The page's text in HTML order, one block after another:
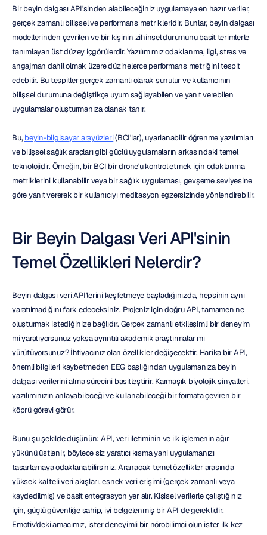
Bir beyin dalgası API'sinden alabileceğiniz uygulamaya en hazır veriler,
gerçek zamanlı bilişsel ve performans metrikleridir. Bunlar, beyin dalgası
modellerinden çevrilen ve bir kişinin zihinsel durumunu basit terimlerle
tanımlayan üst düzey içgörülerdir. Yazılımımız odaklanma, ilgi, stres ve
angajman dahil olmak üzere düzinelerce performans metriğini tespit
edebilir. Bu tespitler gerçek zamanlı olarak sunulur ve kullanıcının
bilişsel durumuna değiştikçe uyum sağlayabilen ve yanıt verebilen
uygulamalar oluşturmanıza olanak tanır.
Bu, beyin-bilgisayar arayüzleri (BCI'lar), uyarlanabilir öğrenme yazılımları
ve bilişsel sağlık araçları gibi güçlü uygulamaların arkasındaki temel
teknolojidir. Örneğin, bir BCI bir drone'u kontrol etmek için odaklanma
metriklerini kullanabilir veya bir sağlık uygulaması, gevşeme seviyesine
göre yanıt vererek bir kullanıcıyı meditasyon egzersizinde yönlendirebilir.
Bir Beyin Dalgası Veri API'sinin
Temel Özellikleri Nelerdir?
Beyin dalgası veri API'lerini keşfetmeye başladığınızda, hepsinin aynı
yaratılmadığını fark edeceksiniz. Projeniz için doğru API, tamamen ne
oluşturmak istediğinize bağlıdır. Gerçek zamanlı etkileşimli bir deneyim
mi yaratıyorsunuz yoksa ayrıntılı akademik araştırmalar mı
yürütüyorsunuz? İhtiyacınız olan özellikler değişecektir. Harika bir API,
önemli bilgileri kaybetmeden EEG başlığından uygulamanıza beyin
dalgası verilerini alma sürecini basitleştirir. Karmaşık biyolojik sinyalleri,
yazılımınızın anlayabileceği ve kullanabileceği bir formata çeviren bir
köprü görevi görür.
Bunu şu şekilde düşünün: API, veri iletiminin ve ilk işlemenin ağır
yükünü üstlenir, böylece siz yaratıcı kısma yani uygulamanızı
tasarlamaya odaklanabilirsiniz. Aranacak temel özellikler arasında
yüksek kaliteli veri akışları, esnek veri erişimi (gerçek zamanlı veya
kaydedilmiş) ve basit entegrasyon yer alır. Kişisel verilerle çalıştığınız
için, güçlü güvenliğe sahip, iyi belgelenmiş bir API de gereklidir.
Emotiv'deki amacımız, ister deneyimli bir nörobilimci olun ister ilk kez